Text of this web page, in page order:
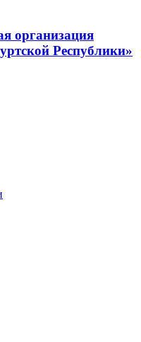
организация
Республики»